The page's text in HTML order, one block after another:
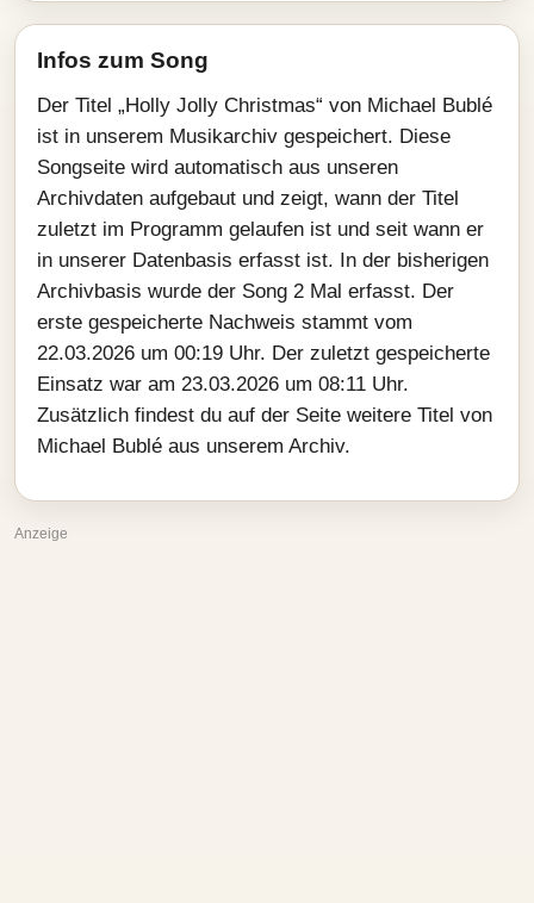
Infos zum Song
Der Titel „Holly Jolly Christmas“ von Michael Bublé
ist in unserem Musikarchiv gespeichert. Diese
Songseite wird automatisch aus unseren
Archivdaten aufgebaut und zeigt, wann der Titel
zuletzt im Programm gelaufen ist und seit wann er
in unserer Datenbasis erfasst ist. In der bisherigen
Archivbasis wurde der Song 2 Mal erfasst. Der
erste gespeicherte Nachweis stammt vom
22.03.2026 um 00:19 Uhr. Der zuletzt gespeicherte
Einsatz war am 23.03.2026 um 08:11 Uhr.
Zusätzlich findest du auf der Seite weitere Titel von
Michael Bublé aus unserem Archiv.
Anzeige